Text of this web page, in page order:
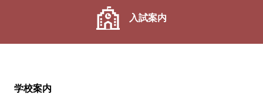
入試案内
学校案内